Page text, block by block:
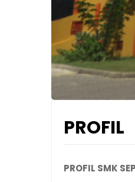
PROFIL
PROFIL SMK